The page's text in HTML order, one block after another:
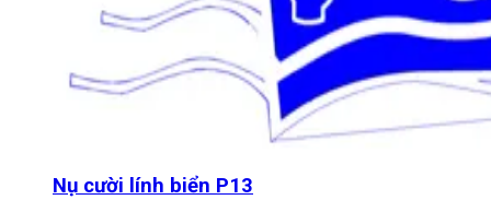
Nụ cười lính biển P13